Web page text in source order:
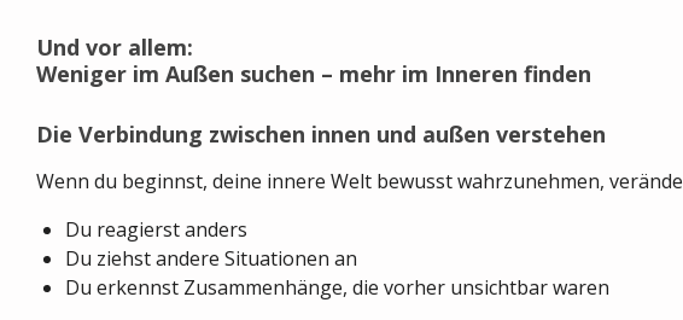
Und vor allem:
Weniger im Außen suchen – mehr im Inneren finden
Die Verbindung zwischen innen und außen verstehen
Wenn du beginnst, deine innere Welt bewusst wahrzunehmen,
Du reagierst anders
Du ziehst andere Situationen an
Du erkennst Zusammenhänge, die vorher unsichtbar waren